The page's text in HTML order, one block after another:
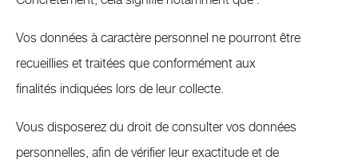
Vos données à caractère personnel ne pourront être
recueillies et traitées que conformément aux
finalités indiquées lors de leur collecte.
Vous disposerez du droit de consulter vos données
personnelles, afin de vérifier leur exactitude et de